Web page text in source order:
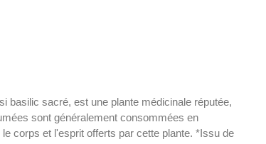
basilic sacré, est une plante médicinale réputée,
sont généralement consommées en
corps et l'esprit offerts par cette plante. *Issu de